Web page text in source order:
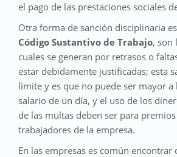
el pago de las prestaciones sociales
Otra forma de sanción disciplinaria
Código Sustantivo de Trabajo, son
cuales se generan por retrasos o
estar debidamente justificadas; esta
limite y es que no puede ser mayor
salario de un día, y el uso de los
de las multas deben ser para
trabajadores de la empresa.
En las empresas es común encontrar